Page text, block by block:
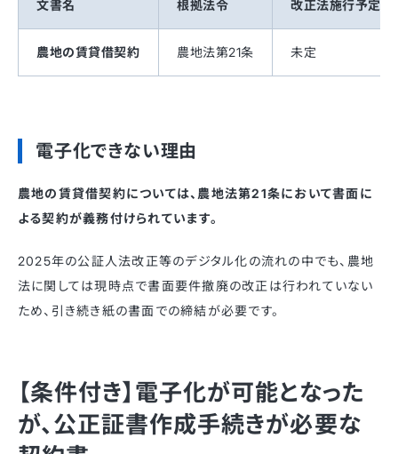
文書名 根拠法令 改正法施行予定
農地の賃貸借契約 農地法第21条 未定
電子化できない理由
農地の賃貸借契約については、農地法第21条において書面に
よる契約が義務付けられています。
2025年の公証人法改正等のデジタル化の流れの中でも、農地
法に関しては現時点で書面要件撤廃の改正は行われていない
ため、引き続き紙の書面での締結が必要です。
【条件付き】電子化が可能となった
が、公正証書作成手続きが必要な